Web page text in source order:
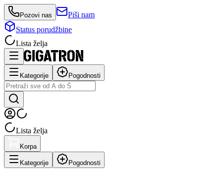
Pozovi nas
Piši nam
Status porudžbine
Lista želja
Kategorije Pogodnosti
Lista želja
Korpa
Kategorije Pogodnosti